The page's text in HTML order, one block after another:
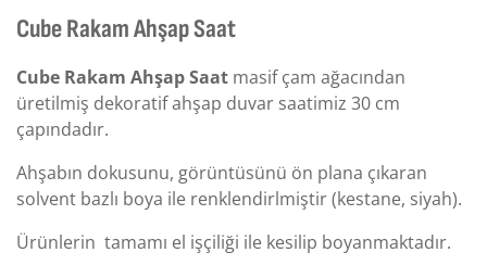
Cube Rakam Ahşap Saat
Cube Rakam Ahşap Saat masif çam ağacından
üretilmiş dekoratif ahşap duvar saatimiz 30 cm
çapındadır.
Ahşabın dokusunu, görüntüsünü ön plana çıkaran
solvent bazlı boya ile renklendirlmiştir (kestane, siyah).
Ürünlerin tamamı el işçiliği ile kesilip boyanmaktadır.